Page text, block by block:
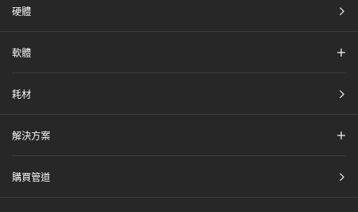
硬體​
軟體​
耗材​
解決方案​
購買管道​